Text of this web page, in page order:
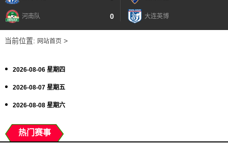
河南队 0 大连英博
当前位置: 网站首页>
2026-08-06 星期四
2026-08-07 星期五
2026-08-08 星期六
热门赛事